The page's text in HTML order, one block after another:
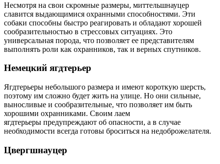
Несмотря на свои скромные размеры, миттельшнауцер
славится выдающимися охранными способностями. Эти
собаки способны быстро реагировать и обладают хорошей
сообразительностью в стрессовых ситуациях. Это
универсальная порода, что позволяет ее представителям
выполнять роли как охранников, так и верных спутников.
Немецкий ягдтерьер
Ягдтерьеры небольшого размера и имеют короткую шерсть,
поэтому им сложно будет жить на улице. Но они сильные,
выносливые и сообразительные, что позволяет им быть
хорошими охранниками. Своим лаем
ягдтерьеры предупреждают об опасности, а в случае
необходимости всегда готовы броситься на недоброжелателя.
Цвергшнауцер